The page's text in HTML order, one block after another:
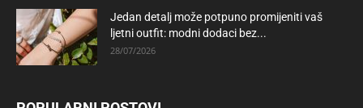
Jedan detalj može potpuno promijeniti vaš
ljetni outfit: modni dodaci bez...
28/07/2026